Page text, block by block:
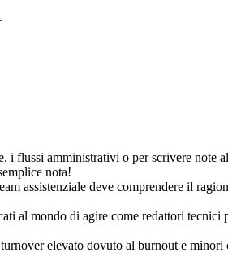
flussi amministrativi o per scrivere note
nota!
assistenziale deve comprendere il
al mondo di agire come redattori tecnici
elevato dovuto al burnout e